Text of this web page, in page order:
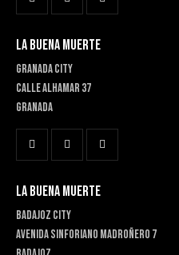
LA BUENA MUERTE
GRANADA CITY
Calle Alhamar 37
Granada
LA BUENA MUERTE
BADAJOZ CITY
Avenida Sinforiano Madroñero 7